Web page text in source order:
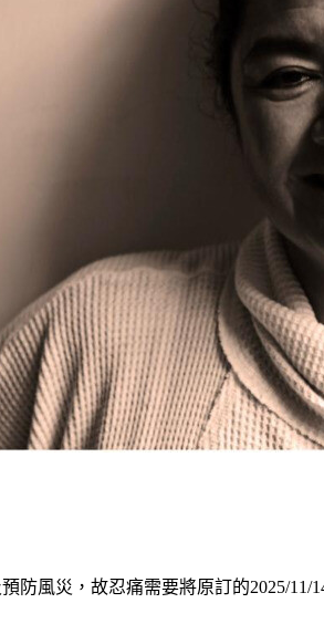
風災，故忍痛需要將原訂的2025/